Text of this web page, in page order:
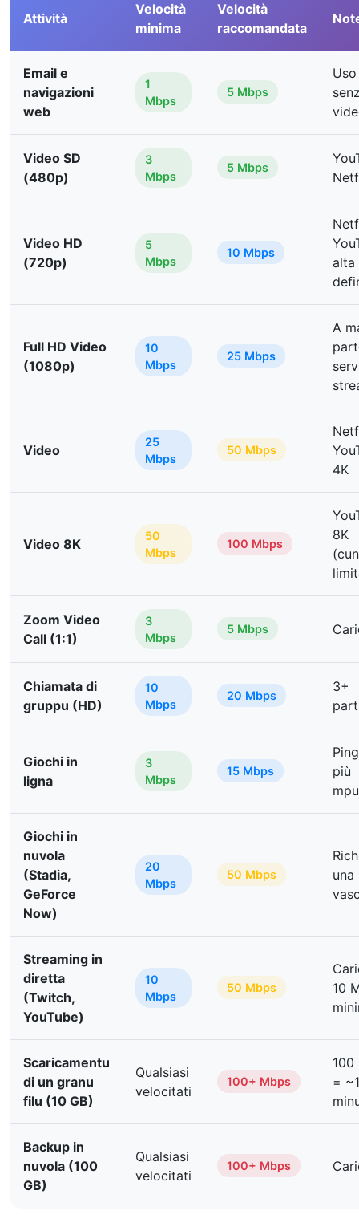
Attività
Velocità
minima
Velocità
raccomandata
Email e
navigazioni
web
1
Mbps
5 Mbps
Video SD
(480p)
3
Mbps
5 Mbps
Video HD
(720p)
5
Mbps
10 Mbps
alta
Full HD Video
(1080p)
10
Mbps
25 Mbps
A
Video
25
Mbps
50 Mbps
4K
Video 8K
50
Mbps
100 Mbps
8K
Zoom Video
Call (1:1)
3
Mbps
5 Mbps
Chiamata di
gruppu (HD)
10
Mbps
20 Mbps
3+
Giochi in
ligna
3
Mbps
15 Mbps
più
Giochi in
nuvola
(Stadia,
GeForce
Now)
20
Mbps
50 Mbps
una
Streaming in
diretta
(Twitch,
YouTube)
10
Mbps
50 Mbps
10
Scaricamentu
di un granu
filu (10 GB)
Qualsiasi
velocitati
100+ Mbps
100
=
Backup in
nuvola (100
GB)
Qualsiasi
velocitati
100+ Mbps